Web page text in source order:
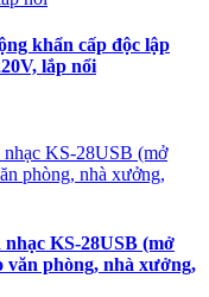
khẩn cấp độc lập
lắp nổi
KS-28USB (mở
văn phòng, nhà xưởng,